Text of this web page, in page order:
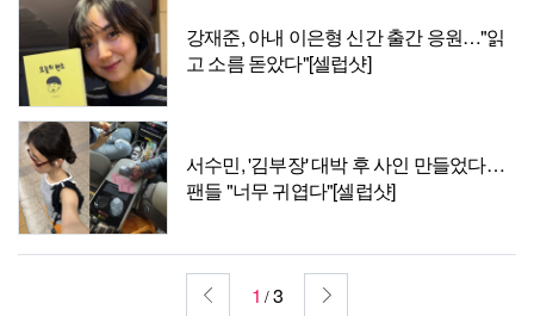
강재준, 아내 이은형 신간 출간 응원…"읽
고 소름 돋았다"[셀럽샷]
서수민, '김부장' 대박 후 사인 만들었다…
팬들 "너무 귀엽다"[셀럽샷]
1 /3